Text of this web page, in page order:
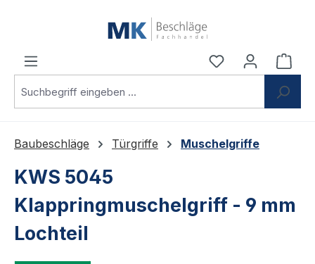
Du hast 0
Baubeschläge Türgriffe Muschelgriffe
KWS 5045
Klappringmuschelgriff - 9 mm
Lochteil